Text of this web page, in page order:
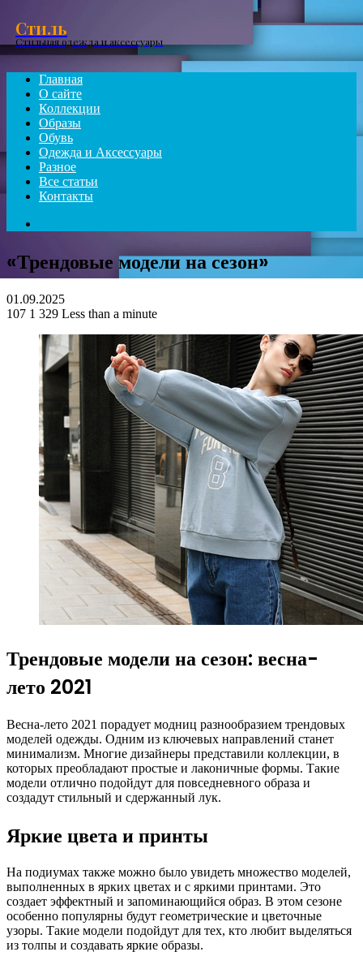
Стиль
Стильная одежда и аксессуары
Главная
О сайте
Коллекции
Образы
Обувь
Одежда и Аксессуары
Разное
Все статьи
Контакты
«Трендовые модели на сезон»
01.09.2025
107 1 329 Less than a minute
Трендовые модели на сезон: весна-
лето 2021
Весна-лето 2021 порадует модниц разнообразием трендовых
моделей одежды. Одним из ключевых направлений станет
минимализм. Многие дизайнеры представили коллекции, в
которых преобладают простые и лаконичные формы. Такие
модели отлично подойдут для повседневного образа и
создадут стильный и сдержанный лук.
Яркие цвета и принты
На подиумах также можно было увидеть множество моделей,
выполненных в ярких цветах и с яркими принтами. Это
создает эффектный и запоминающийся образ. В этом сезоне
особенно популярны будут геометрические и цветочные
узоры. Такие модели подойдут для тех, кто любит выделяться
из толпы и создавать яркие образы.